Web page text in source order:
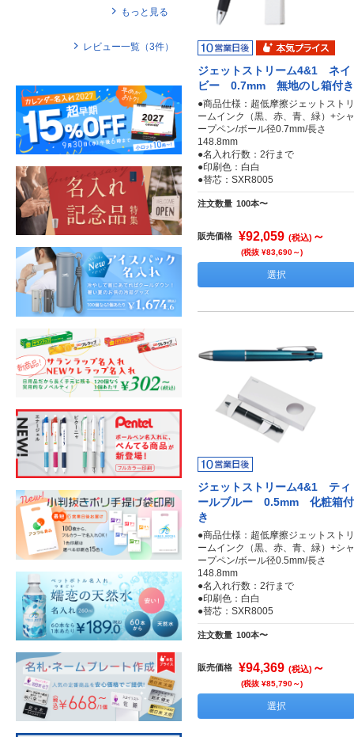
ジェットストリーム4&1 ネイ
ビー 0.7mm 無地のし箱付き
●商品仕様：超低摩擦ジェットストリ
ームインク（黒、赤、青、緑）+シャ
ープペン/ボール径0.7mm/長さ
148.8mm
●名入れ行数：2行まで
●印刷色：白白
●替芯：SXR8005
注文数量 100本〜
販売価格 ¥92,059 (税込) ～
(税抜 ¥83,690～)
選択
ジェットストリーム4&1 ティ
ールブルー 0.5mm 化粧箱付
き
●商品仕様：超低摩擦ジェットストリ
ームインク（黒、赤、青、緑）+シャ
ープペン/ボール径0.5mm/長さ
148.8mm
●名入れ行数：2行まで
●印刷色：白白
●替芯：SXR8005
注文数量 100本〜
販売価格 ¥94,369 (税込) ～
(税抜 ¥85,790～)
選択
もっと見る
レビュー一覧（3件）